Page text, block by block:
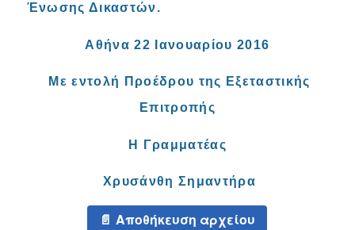
Ένωσης Δικαστών.
Αθήνα 22 Ιανουαρίου 2016
Με εντολή Προέδρου της Εξεταστικής
Επιτροπής
Η Γραμματέας
Χρυσάνθη Σημαντήρα
Αποθήκευση αρχείου